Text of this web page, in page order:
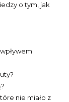
o tym, jak
nie miało z